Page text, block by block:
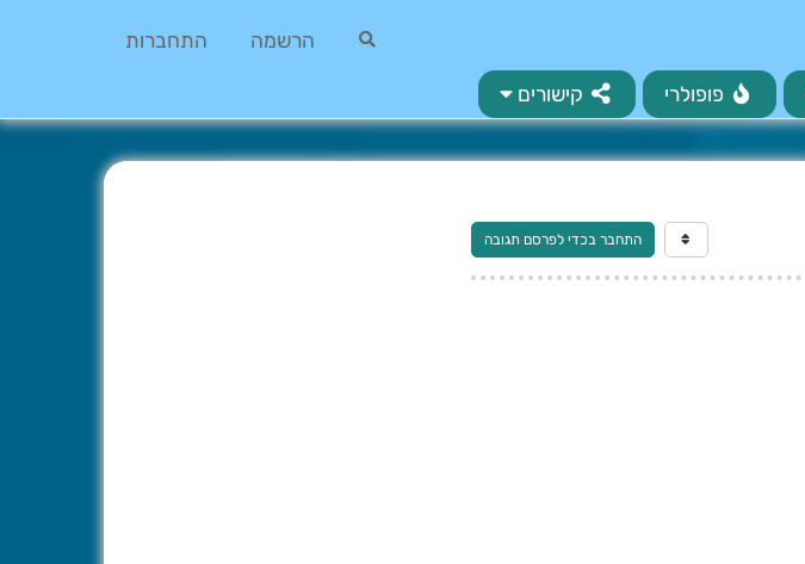
הרשמה התחברות
פופולרי קישורים
התחבר בכדי לפרסם תגובה